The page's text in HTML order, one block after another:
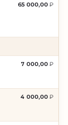
65 000,00
7 000,00
4 000,00